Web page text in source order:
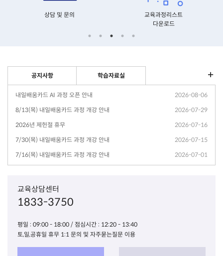
상담 및 문의
교육과정리스트
다운로드
공지사항 학습자료실
내일배움카드 AI 과정 오픈 안내
2026-08-06
8/13(목) 내일배움카드 과정 개강 안내
2026-07-29
2026년 제헌절 휴무
2026-07-16
7/30(목) 내일배움카드 과정 개강 안내
2026-07-15
7/16(목) 내일배움카드 과정 개강 안내
2026-07-01
교육상담센터
1833-3750
평일 : 09:00 - 18:00 / 점심시간 : 12:20 - 13:40
토,일,공휴일 휴무 1:1 문의 및 자주묻는질문 이용